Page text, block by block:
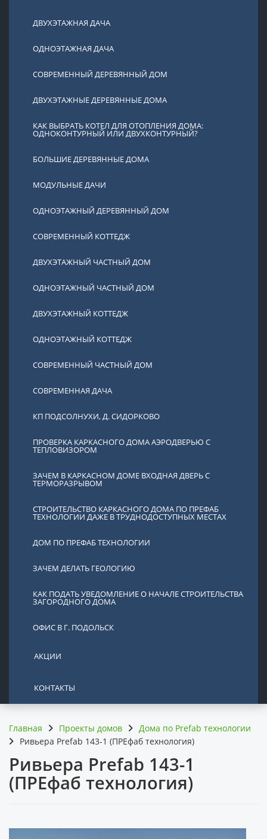
ДВУХЭТАЖНАЯ ДАЧА
ОДНОЭТАЖНАЯ ДАЧА
СОВРЕМЕННЫЙ ДЕРЕВЯННЫЙ ДОМ
ДВУХЭТАЖНЫЕ ДЕРЕВЯННЫЕ ДОМА
КАК ВЫБРАТЬ КОТЕЛ ДЛЯ ОТОПЛЕНИЯ ДОМА:
ОДНОКОНТУРНЫЙ ИЛИ ДВУХКОНТУРНЫЙ?
БОЛЬШИЕ ДЕРЕВЯННЫЕ ДОМА
МОДУЛЬНЫЕ ДАЧИ
ОДНОЭТАЖНЫЙ ДЕРЕВЯННЫЙ ДОМ
СОВРЕМЕННЫЙ КОТТЕДЖ
ДВУХЭТАЖНЫЙ ЧАСТНЫЙ ДОМ
ОДНОЭТАЖНЫЙ ЧАСТНЫЙ ДОМ
ДВУХЭТАЖНЫЙ КОТТЕДЖ
ОДНОЭТАЖНЫЙ КОТТЕДЖ
СОВРЕМЕННЫЙ ЧАСТНЫЙ ДОМ
СОВРЕМЕННАЯ ДАЧА
КП ПОДСОЛНУХИ, Д. СИДОРКОВО
ПРОВЕРКА КАРКАСНОГО ДОМА АЭРОДВЕРЬЮ С
ТЕПЛОВИЗОРОМ
ЗАЧЕМ В КАРКАСНОМ ДОМЕ ВХОДНАЯ ДВЕРЬ С
ТЕРМОРАЗРЫВОМ
СТРОИТЕЛЬСТВО КАРКАСНОГО ДОМА ПО ПРЕФАБ
ТЕХНОЛОГИИ ДАЖЕ В ТРУДНОДОСТУПНЫХ МЕСТАХ
ДОМ ПО ПРЕФАБ ТЕХНОЛОГИИ
ЗАЧЕМ ДЕЛАТЬ ГЕОЛОГИЮ
КАК ПОДАТЬ УВЕДОМЛЕНИЕ О НАЧАЛЕ СТРОИТЕЛЬСТВА
ЗАГОРОДНОГО ДОМА
ОФИС В Г. ПОДОЛЬСК
АКЦИИ
КОНТАКТЫ
Главная Проекты домов
Дома по Prefab технологии
Ривьера Prefab 143-1 (ПРЕфаб технология)
Ривьера Prefab 143-1
(ПРЕфаб технология)